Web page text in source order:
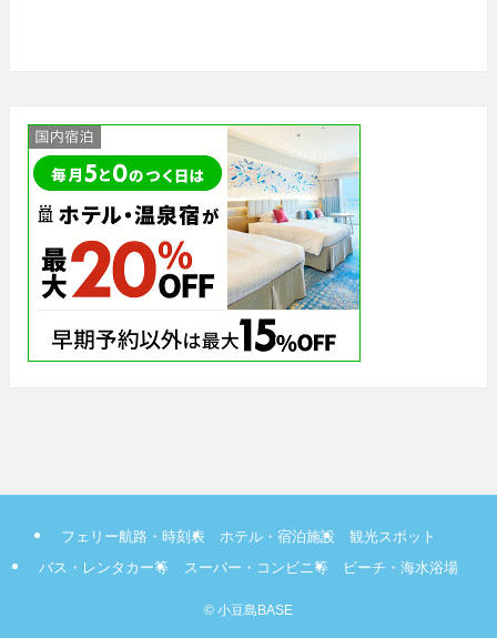
フェリー航路・時刻表 ホテル・宿泊施設
観光スポット
バス・レンタカー等
スーパー・コンビニ等 ビーチ・海水浴場
© 小豆島BASE